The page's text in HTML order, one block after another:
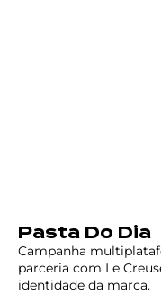
Pasta Do Dia
Campanha
parceria com Le
identidade da marca.